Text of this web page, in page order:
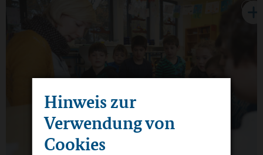
Hinweis zur
Verwendung von
Cookies